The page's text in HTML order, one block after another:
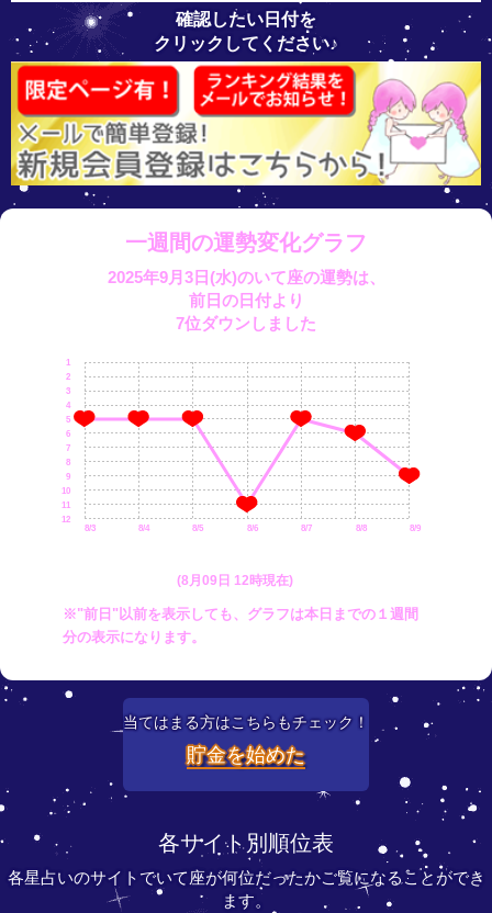
確認したい日付を
クリックしてください♪
一週間の運勢変化グラフ
2025年9月3日(水)のいて座の運勢は、
前日の日付より
7位ダウンしました
8/3 8/4 8/5 8/6 8/7 8/8 8/9
12
11
10
9
8
7
6
5
4
3
2
1
(8月09日 12時現在)
※"前日"以前を表示しても、グラフは本日までの１週間
分の表示になります。
当てはまる方はこちらもチェック！
貯金を始めた
各サイト別順位表
各星占いのサイトでいて座が何位だったかご覧になることができ
ます。